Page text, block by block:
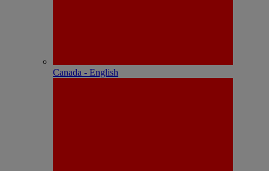
Canada - English